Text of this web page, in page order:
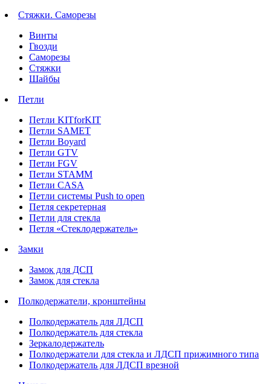
Стяжки. Саморезы
Винты
Гвозди
Саморезы
Стяжки
Шайбы
Петли
Петли KITforKIT
Петли SAMET
Петли Boyard
Петли GTV
Петли FGV
Петли STAMM
Петли CASA
Петли системы Push to open
Петля секретерная
Петли для стекла
Петля «Стеклодержатель»
Замки
Замок для ДСП
Замок для стекла
Полкодержатели, кронштейны
Полкодержатель для ЛДСП
Полкодержатель для стекла
Зеркалодержатель
Полкодержатели для стекла и ЛДСП прижимного типа
Полкодержатель для ЛДСП врезной